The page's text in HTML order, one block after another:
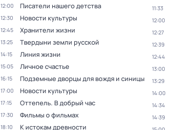
12:00 Писатели нашего детства
12:30 Новости культуры
12:45 Хранители жизни
13:25 Твердыни земли русской
14:15 Линия жизни
15:05 Личное счастье
16:15 Подземные дворцы для вождя и синицы
17:00 Новости культуры
17:15 Оттепель. В добрый час
17:30 Фильмы о фильмах
18:10 К истокам древности
11:33
12:00
12:27
12:39
12:44
13:00
13:29
14:00
14:34
14:39